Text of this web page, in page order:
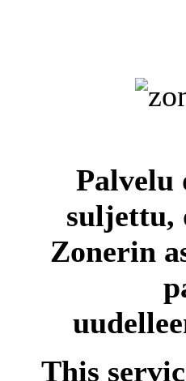
Palvelu
suljettu,
Zonerin
This